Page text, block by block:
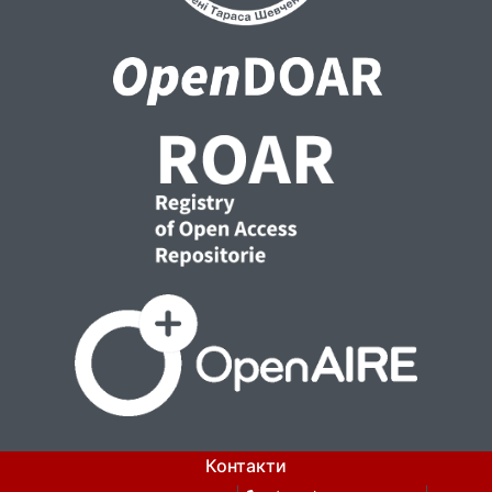
недоліки різних підходів до
властивості матеріалів.
Контакти